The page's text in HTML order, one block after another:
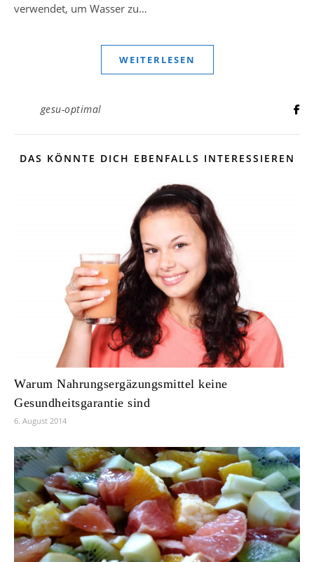
verwendet, um Wasser zu…
WEITERLESEN
gesu-optimal
DAS KÖNNTE DICH EBENFALLS INTERESSIEREN
Warum Nahrungsergäzungsmittel keine
Gesundheitsgarantie sind
6. August 2014